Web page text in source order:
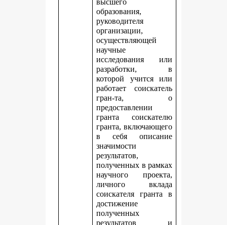
высшего
образования,
руководителя
организации,
осуществляющей
научные
исследования или
разработки, в
которой учится или
работает соискатель
гран-та, о
предоставлении
гранта соискателю
гранта, включающего
в себя описание
значимости
результатов,
полученных в рамках
научного проекта,
личного вклада
соискателя гранта в
достижение
полученных
результатов и